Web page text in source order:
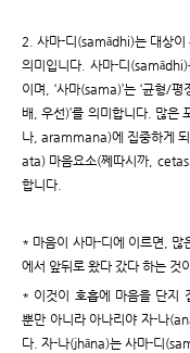
2. 사마-디(samādhi)는 대상이
의미입니다. 사마-디(samādhi)
이며, ‘사마(sama)’는 ‘균형/평
배, 우선)’를 의미합니다. 많은
나, arammana)에 집중하게
ata) 마음요소(쩨따시까,
합니다.
* 마음이 사마-디에 이르면, 많
에서 앞뒤로 왔다 갔다 하는 것
* 이것이 호흡에 마음을 단지
뿐만 아니라 아나리야 자-나
다. 자-나(jhāna)는 사마-디